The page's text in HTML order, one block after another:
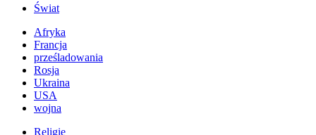
Świat
Afryka
Francja
prześladowania
Rosja
Ukraina
USA
wojna
Religie